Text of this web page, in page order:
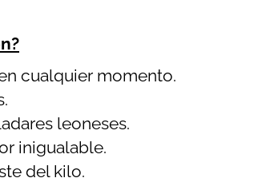
cualquier momento.
leoneses.
inigualable.
del kilo.